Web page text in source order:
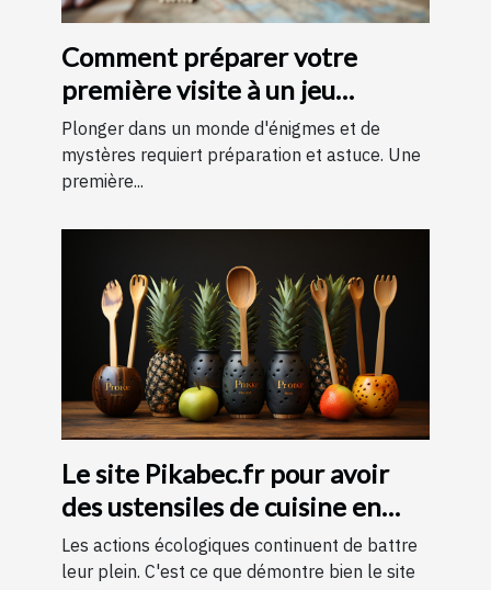
Comment préparer votre
première visite à un jeu
d'évasion : conseils et astuces
pour une expérience
mémorable
Plonger dans un monde d'énigmes et de
mystères requiert préparation et astuce. Une
première...
Le site Pikabec.fr pour avoir
des ustensiles de cuisine en
bois
Les actions écologiques continuent de battre
leur plein. C'est ce que démontre bien le site